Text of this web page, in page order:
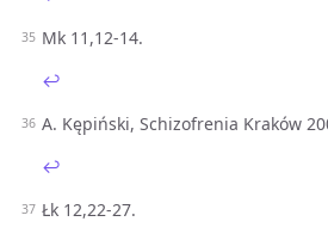
Mk 11,12-14.
↩︎
A. Kępiński, Schizofrenia Kraków
↩︎
Łk 12,22-27.